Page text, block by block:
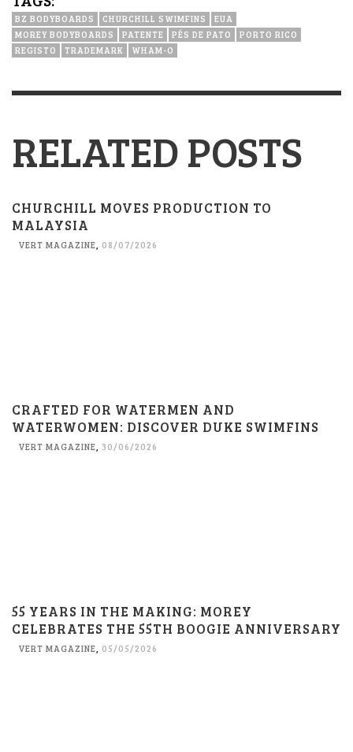
BZ BODYBOARDS CHURCHILL SWIMFINS
EUA
MOREY BODYBOARDS
PATENTE PÉS DE PATO
PORTO RICO
REGISTO
TRADEMARK WHAM-O
RELATED POSTS
CHURCHILL MOVES PRODUCTION TO
MALAYSIA
VERT MAGAZINE 08/07/2026
CRAFTED FOR WATERMEN AND
WATERWOMEN: DISCOVER DUKE SWIMFINS
VERT MAGAZINE, 30/06/2026
55 YEARS IN THE MAKING: MOREY
CELEBRATES THE 55TH BOOGIE ANNIVERSARY
VERT MAGAZINE, 05/05/2026